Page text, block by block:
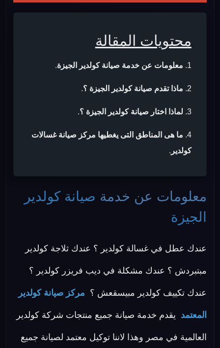
محتويات المقالة
معلومات عن خدمة صيانة كولدير الجيزة.
ماذا تقدم صيانة كولدير الجيزة ؟.
لماذا اختار صيانة كولدير الجيزة ؟.
ما هى المناطق التى يغطيها مركز صيانة غسالات
كولدير .
معلومات عن خدمة صيانة كولدير
الجيزة
عندك عطل في غسالة كولدير ؟ عندك ثلاجة كولدير
مبتبردش ؟ عندك مشكلة في ديب فريزر كولدير ؟
عندك تكييف كولدير مبيسقعش ؟ مركز صيانة كولدير
المعتمد يقدم خدمة صيانة جميع منتجات شركة كولدير
العالمية في مصر وهذا لاننا توكيل معتمد لصيانة جميع